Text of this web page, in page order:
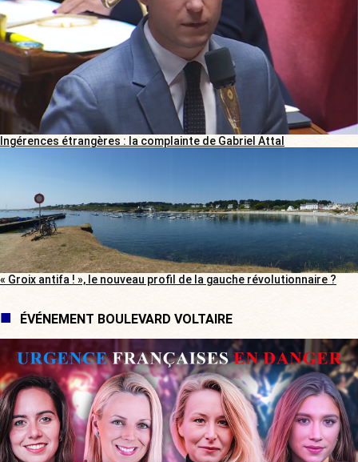
Ingérences étrangères : la complainte de Gabriel Attal
« Groix antifa ! », le nouveau profil de la gauche révolutionnaire ?
ÉVÉNEMENT BOULEVARD VOLTAIRE